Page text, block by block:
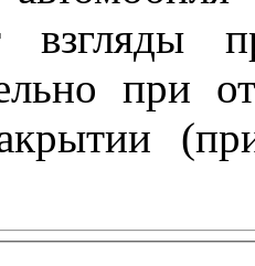
взгляды
при